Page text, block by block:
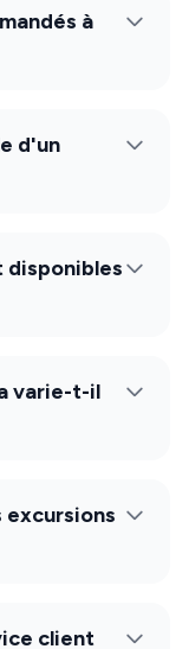
à
d'un
disponibles
varie-t-il
excursions
client